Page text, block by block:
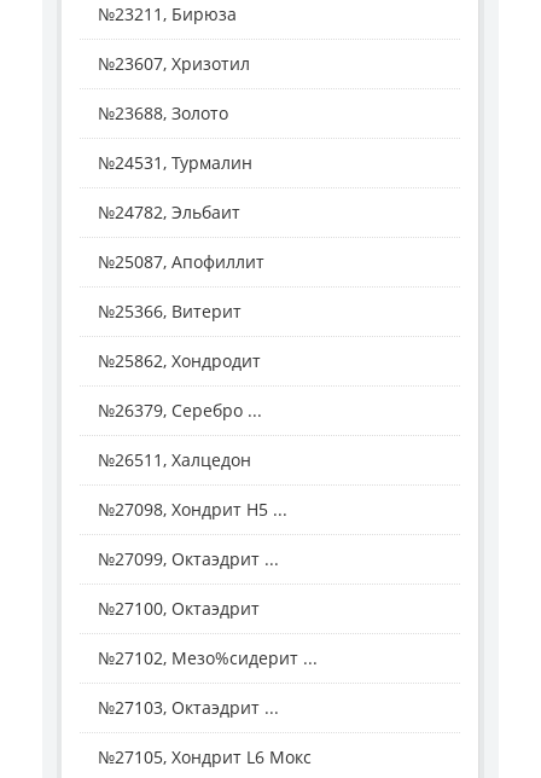
№23211, Бирюза
№23607, Хризотил
№23688, Золото
№24531, Турмалин
№24782, Эльбаит
№25087, Апофиллит
№25366, Витерит
№25862, Хондродит
№26379, Серебро ...
№26511, Халцедон
№27098, Хондрит H5 ...
№27099, Октаэдрит ...
№27100, Октаэдрит
№27102, Мезо%сидерит ...
№27103, Октаэдрит ...
№27105, Хондрит L6 Мокс